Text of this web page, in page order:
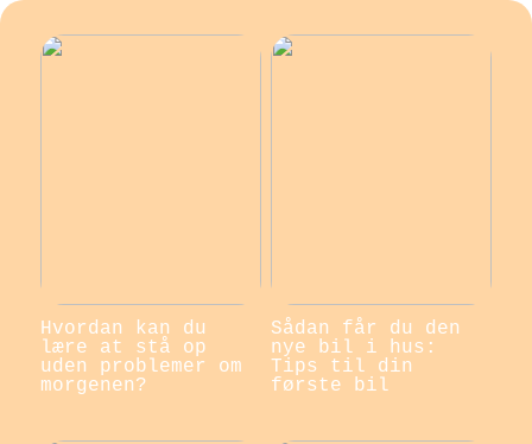
Hvordan kan du
lære at stå op
uden problemer om
morgenen?
Sådan får du den
nye bil i hus:
Tips til din
første bil